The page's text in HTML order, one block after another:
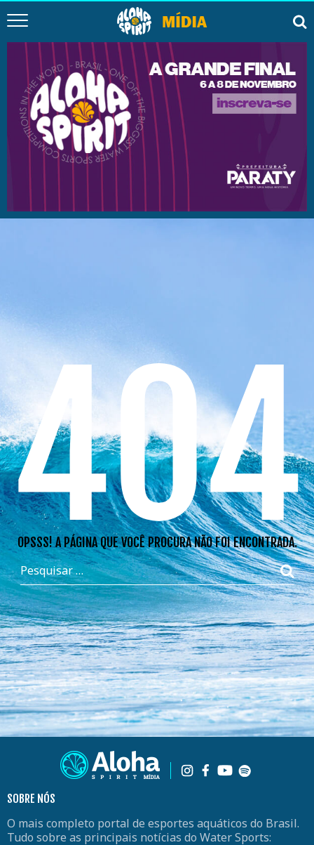
404
OPSSS! A PÁGINA QUE VOCÊ PROCURA NÃO FOI ENCONTRADA.
SOBRE NÓS
O mais completo portal de esportes aquáticos do Brasil.
Tudo sobre as principais notícias do Water Sports: